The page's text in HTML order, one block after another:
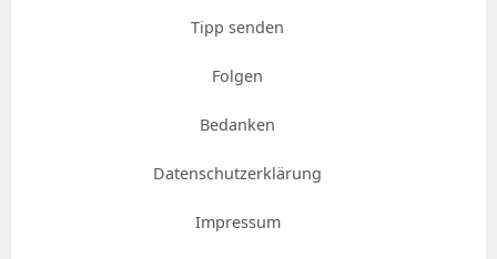
Tipp senden
Folgen
Bedanken
Datenschutzerklärung
Impressum